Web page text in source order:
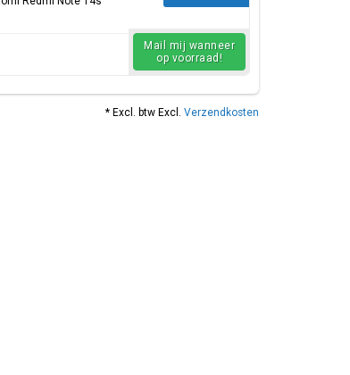
Mail mij wanneer
op voorraad!
* Excl. btw Excl. Verzendkosten